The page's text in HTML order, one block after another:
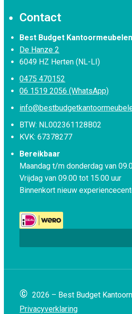
Contact
Best Budget Kantoormeubelen
De Hanze 2
6049 HZ Herten (NL-LI)
0475 470152
06 1519 2056 (WhatsApp)
BTW: NL002361128B02
KVK: 67378277
Bereikbaar
Maandag t/m donderdag van
Vrijdag van 09.00 tot 15.00 uur
Binnenkort nieuw
© 2026 – Best Budget
Privacyverklaring